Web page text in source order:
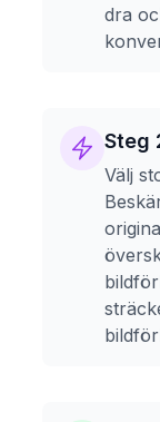
dra
Steg
Välj